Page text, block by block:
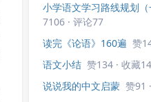
小学语文学习路线规划（
7106 · 评论77
读完《论语》160遍 赞
语文小结 赞134 · 收藏
说说我的中文启蒙 赞91